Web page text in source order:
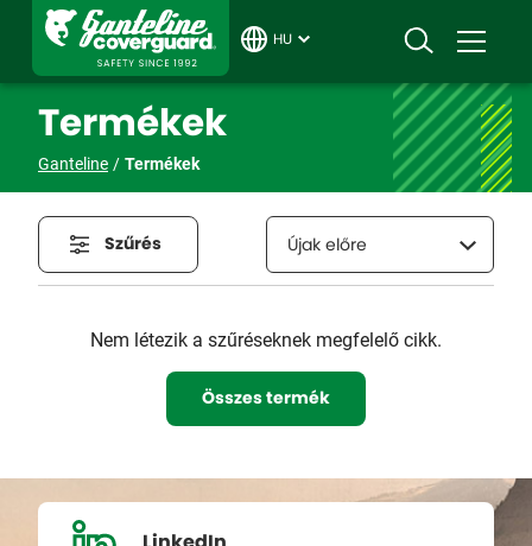
HU
Termékek
Ganteline Termékek
Szűrés Újak előre
Nem létezik a szűréseknek megfelelő cikk.
Összes termék